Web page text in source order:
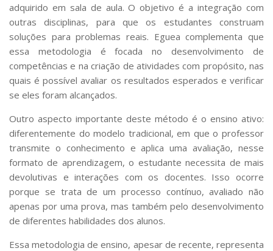
Projetos, Programas e Cursos
Artes, Cultura e Esportes
Museus e Espaços Interativos
Serviços
Bibliotecas
Apoio ao Estudante
Segurança, Trânsito e Prevenção
Outros serviços
Comunicação
Assessorias e Mídias
Aplicativos e Sites
Jornal da USP
Agenda de Eventos
Defesa de Teses
adquirido em sala de aula. O objetivo é a integração com
outras disciplinas, para que os estudantes construam
soluções para problemas reais. Eguea complementa que
essa metodologia é focada no desenvolvimento de
competências e na criação de atividades com propósito, nas
quais é possível avaliar os resultados esperados e verificar
se eles foram alcançados.
Outro aspecto importante deste método é o ensino ativo:
diferentemente do modelo tradicional, em que o professor
transmite o conhecimento e aplica uma avaliação, nesse
formato de aprendizagem, o estudante necessita de mais
devolutivas e interações com os docentes. Isso ocorre
porque se trata de um processo contínuo, avaliado não
apenas por uma prova, mas também pelo desenvolvimento
de diferentes habilidades dos alunos.
Essa metodologia de ensino, apesar de recente, representa